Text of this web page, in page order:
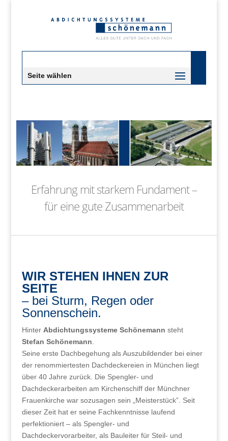
Seite wählen
Erfahrung mit starkem Fundament –
für eine gute Zusammenarbeit
WIR STEHEN IHNEN ZUR
SEITE
– bei Sturm, Regen oder
Sonnenschein.
Hinter Abdichtungssysteme Schönemann steht
Stefan Schönemann.
Seine erste Dachbegehung als Auszubildender bei einer
der renommiertesten Dachdeckereien in München liegt
über 40 Jahre zurück. Die Spengler- und
Dachdeckerarbeiten am Kirchenschiff der Münchner
Frauenkirche war sozusagen sein „Meisterstück”. Seit
dieser Zeit hat er seine Fachkenntnisse laufend
perfektioniert – als Spengler- und
Dachdeckervorarbeiter, als Bauleiter für Steil- und